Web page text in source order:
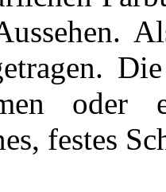
oder
festes